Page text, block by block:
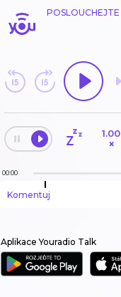
POSLOUCHEJTE
1.00
×
00:00
Komentuj
Aplikace Youradio Talk